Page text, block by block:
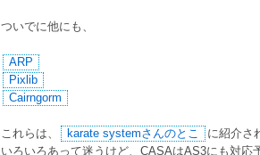
ついでに他にも、
ARP
Pixlib
Cairngorm
これらは、 karate systemさんのとこ
に紹介さ
いろいろあって迷うけど、CASAはAS3にも対応